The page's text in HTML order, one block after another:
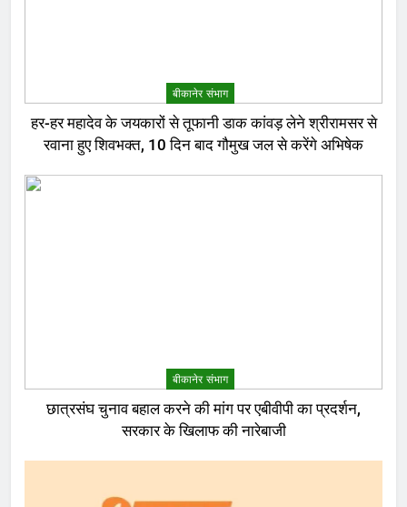
बीकानेर संभाग
हर-हर महादेव के जयकारों से तूफानी डाक कांवड़ लेने श्रीरामसर से
रवाना हुए शिवभक्त, 10 दिन बाद गौमुख जल से करेंगे अभिषेक
बीकानेर संभाग
छात्रसंघ चुनाव बहाल करने की मांग पर एबीवीपी का प्रदर्शन,
सरकार के खिलाफ की नारेबाजी